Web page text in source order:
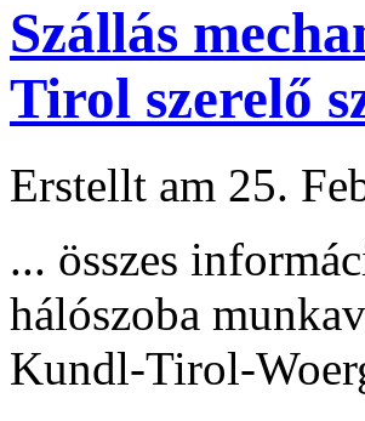
Szállás
Tirol szerelő
Erstellt am 25.
... összes
hálószoba
Kundl-Tirol-